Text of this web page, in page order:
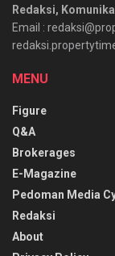
Redaksi,
Email :
MENU
Figure
Q&A
Brokerages
E-Magazine
Pedoman Media
Redaksi
About